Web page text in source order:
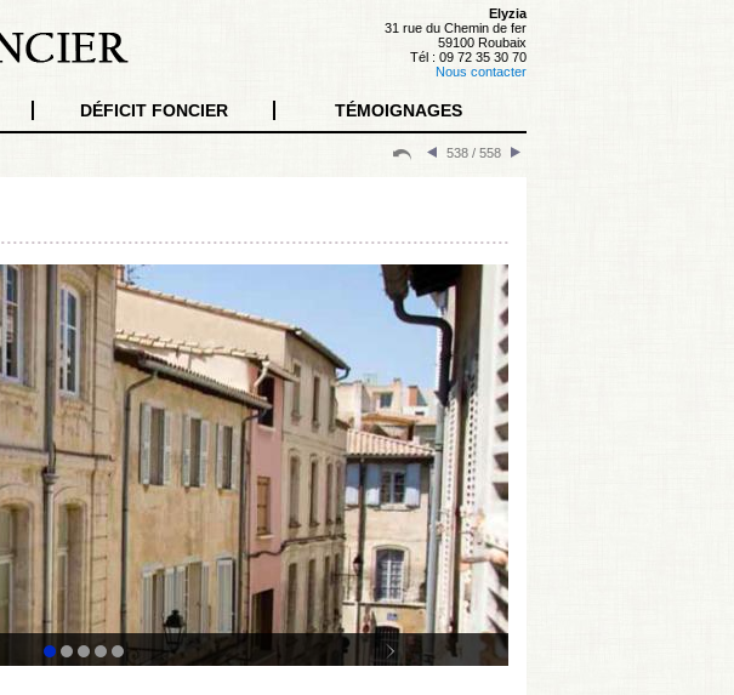
Elyzia
31 rue du Chemin de fer
59100 Roubaix
Tél : 09 72 35 30 70
Nous contacter
DÉFICIT FONCIER TÉMOIGNAGES
538 / 558